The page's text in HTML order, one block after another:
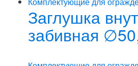
Заглушка
забивная